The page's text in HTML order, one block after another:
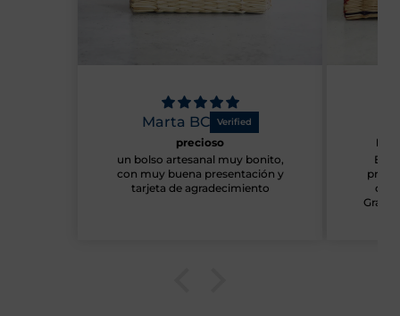
Marta BC
precioso
un bolso artesanal muy bonito,
con muy buena presentación y
tarjeta de agradecimiento
Página
Estoy muy
producto
cumplido
Gracias por